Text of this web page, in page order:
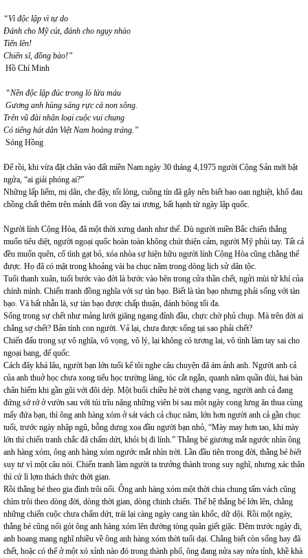
“Vì độc lập vì tự do
Đánh cho Mỹ cút, đánh cho ngụy nhào
Tiến lên!
Chiến sĩ, đồng bào!”
Hồ Chí Minh
“Nền độc lập đúc trong lò lửa máu
Gương anh hùng sáng rực cả non sông.
Trên vũ đài nhân loại cuộc vui chung
Có tiếng hát dân Việt Nam hoàng tráng.”
Sóng Hồng
Để rồi, khi vừa đặt chân vào đất miền Nam ngày 30 tháng 4,1975 người Cộng Sản mới bật
ngửa, “ai giải phóng ai?”
Những lấp liếm, mị dân, che đậy, tối lòng, cuồng tín đã gây nên biết bao oan nghiệt, khổ đau
chồng chất thêm trên mảnh đất von đầy tai ương, bất hạnh từ ngày lập quốc.
Người lính Cộng Hòa, đã một thời xưng danh như thế. Dù người miền Bắc chiến thắng
muốn tiêu diệt, người ngoại quốc hoàn toàn không chút thiện cảm, người Mỹ phủi tay. Tất cả
đều muốn quên, cố tình gạt bỏ, xóa nhòa sự hiện hữu người lính Cộng Hòa cũng chẳng thể
được. Họ đã có mặt trong khoảng vài ba chục năm trong dòng lịch sử dân tộc.
Tuổi thanh xuân, tuổi bước vào đời là bước vào bên trong cửa thần chết, ngửi mùi tử khí của
chính mình. Chiến tranh đồng nghĩa với sự tàn bạo. Biết là tàn bạo nhưng phải sống với tàn
bạo. Và bất nhẫn là, sự tàn bạo được chấp thuận, đánh bóng tối đa.
Sống trong sự chết như mảng lưới giăng ngang đỉnh đầu, chực chờ phủ chụp. Mà trên đời ai
chẳng sợ chết? Bản tính con người. Vả lại, chưa được sống tại sao phải chết?
Chiến đấu trong sự vô nghĩa, vô vọng, vô lý, lại không có tương lai, vô tình làm tay sai cho
ngoại bang, đế quốc.
Cách đây khá lâu, người bạn lớn tuổi kể tôi nghe câu chuyện đã ám ảnh anh. Người anh cả
của anh thuở học chưa xong tiểu học trường làng, tóc cắt ngắn, quanh năm quần đùi, hai bàn
chân hiếm khi gần gũi với đôi dép. Một buổi chiều hè trời chạng vạng, người anh cả đang
đứng sớ rớ ở vườn sau với túi trĩu nặng những viên bi sau một ngày cong lưng ăn thua cùng
mấy đứa bạn, thì ông anh hàng xóm ở sát vách cả chục năm, lớn hơn người anh cả gần chục
tuổi, trước ngày nhập ngũ, bỗng dưng xoa đầu người bạn nhỏ, “Mày may hơn tao, khi mày
lớn thì chiến tranh chắc đã chấm dứt, khỏi bị đi lính.” Thằng bé giương mắt ngước nhìn ông
anh hàng xóm, ông anh hàng xóm ngước mắt nhìn trời. Lần đầu tiên trong đời, thằng bé biết
suy tư vì một câu nói. Chiến tranh làm người ta trưởng thành trong suy nghĩ, nhưng xác thân
thì cứ lì lợm thách thức thời gian.
Rồi thằng bé theo gia đình trôi nổi. Ông anh hàng xóm một thời chia chung tấm vách cũng
chìm trôi theo dòng đời, dòng thời gian, dòng chinh chiến. Thế hệ thằng bé lớn lên, chẳng
những chiến cuộc chưa chấm dứt, trái lại càng ngày cang tàn khốc, dữ dội. Rồi một ngày,
thằng bé cũng nối gót ông anh hàng xóm lên đường tòng quân giết giặc. Đêm trước ngày đi,
anh hoang mang nghĩ nhiều về ông anh hàng xóm thời tuổi dại. Chẳng biết còn sống hay đã
chết, hoặc có thể ở một xó xỉnh nào đó trong thành phố, ông đang nửa say nửa tỉnh, khề khà